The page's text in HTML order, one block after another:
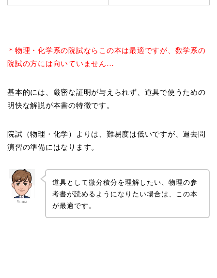
＊物理・化学系の院試ならこの本は最適ですが、数学系の
院試の方には向いていません…
基本的には、厳密な証明が与えられず、道具で使うための
明快な解説が本書の特徴です。
院試（物理・化学）よりは、難易度は低いですが、過去問
演習の準備にはなります。
Yuma
道具として微分積分を理解したい、物理の参
考書が読めるようになりたい場合は、この本
が最適です。